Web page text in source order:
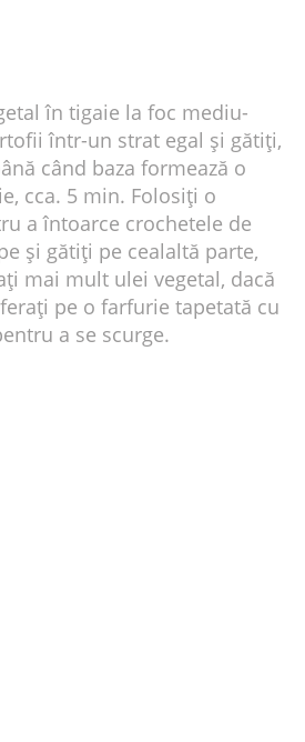
în tigaie la foc mediu-
într-un strat egal și gătiți,
când baza formează o
cca. 5 min. Folosiți o
a întoarce crochetele de
și gătiți pe cealaltă parte,
mai mult ulei vegetal, dacă
pe o farfurie tapetată cu
a se scurge.